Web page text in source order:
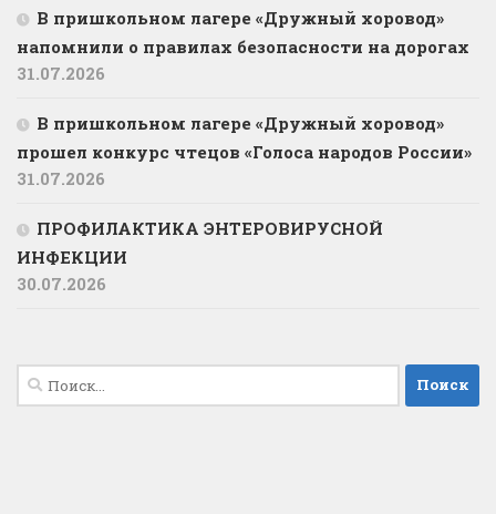
В пришкольном лагере «Дружный хоровод»
напомнили о правилах безопасности на дорогах
31.07.2026
В пришкольном лагере «Дружный хоровод»
прошел конкурс чтецов «Голоса народов России»
31.07.2026
ПРОФИЛАКТИКА ЭНТЕРОВИРУСНОЙ
ИНФЕКЦИИ
30.07.2026
Найти: